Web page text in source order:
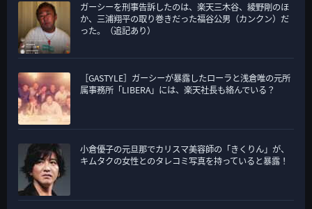
ガーシーを刑事告訴したのは、楽天三木谷、綾野剛のほ
か、三浦翔平の取り巻きだった福谷公男（カンクン）だ
った。（追記あり）
［GASTYLE］ガーシーが暴露したローラと浅倉唯の元所
属事務所「LIBERA」には、楽天社長も絡んでいる？
小倉優子の元旦那でカリスマ美容師の「きくりん」が、
キムタクの女性とのタレコミ写真を持っていると暴露！